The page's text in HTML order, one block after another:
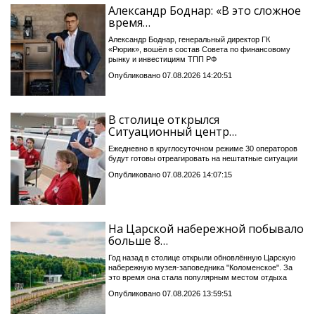
Александр Боднар: «В это сложное
время…
Александр Боднар, генеральный директор ГК
«Рюрик», вошёл в состав Совета по финансовому
рынку и инвестициям ТПП РФ
Опубликовано 07.08.2026 14:20:51
В столице открылся
Ситуационный центр…
Ежедневно в круглосуточном режиме 30 операторов
будут готовы отреагировать на нештатные ситуации
Опубликовано 07.08.2026 14:07:15
На Царской набережной побывало
больше 8…
Год назад в столице открыли обновлённую Царскую
набережную музея-заповедника "Коломенское". За
это время она стала популярным местом отдыха
Опубликовано 07.08.2026 13:59:51